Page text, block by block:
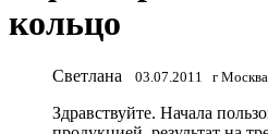
кольцо
Светлана 03.07.2011 г
Здравствуйте. Начала